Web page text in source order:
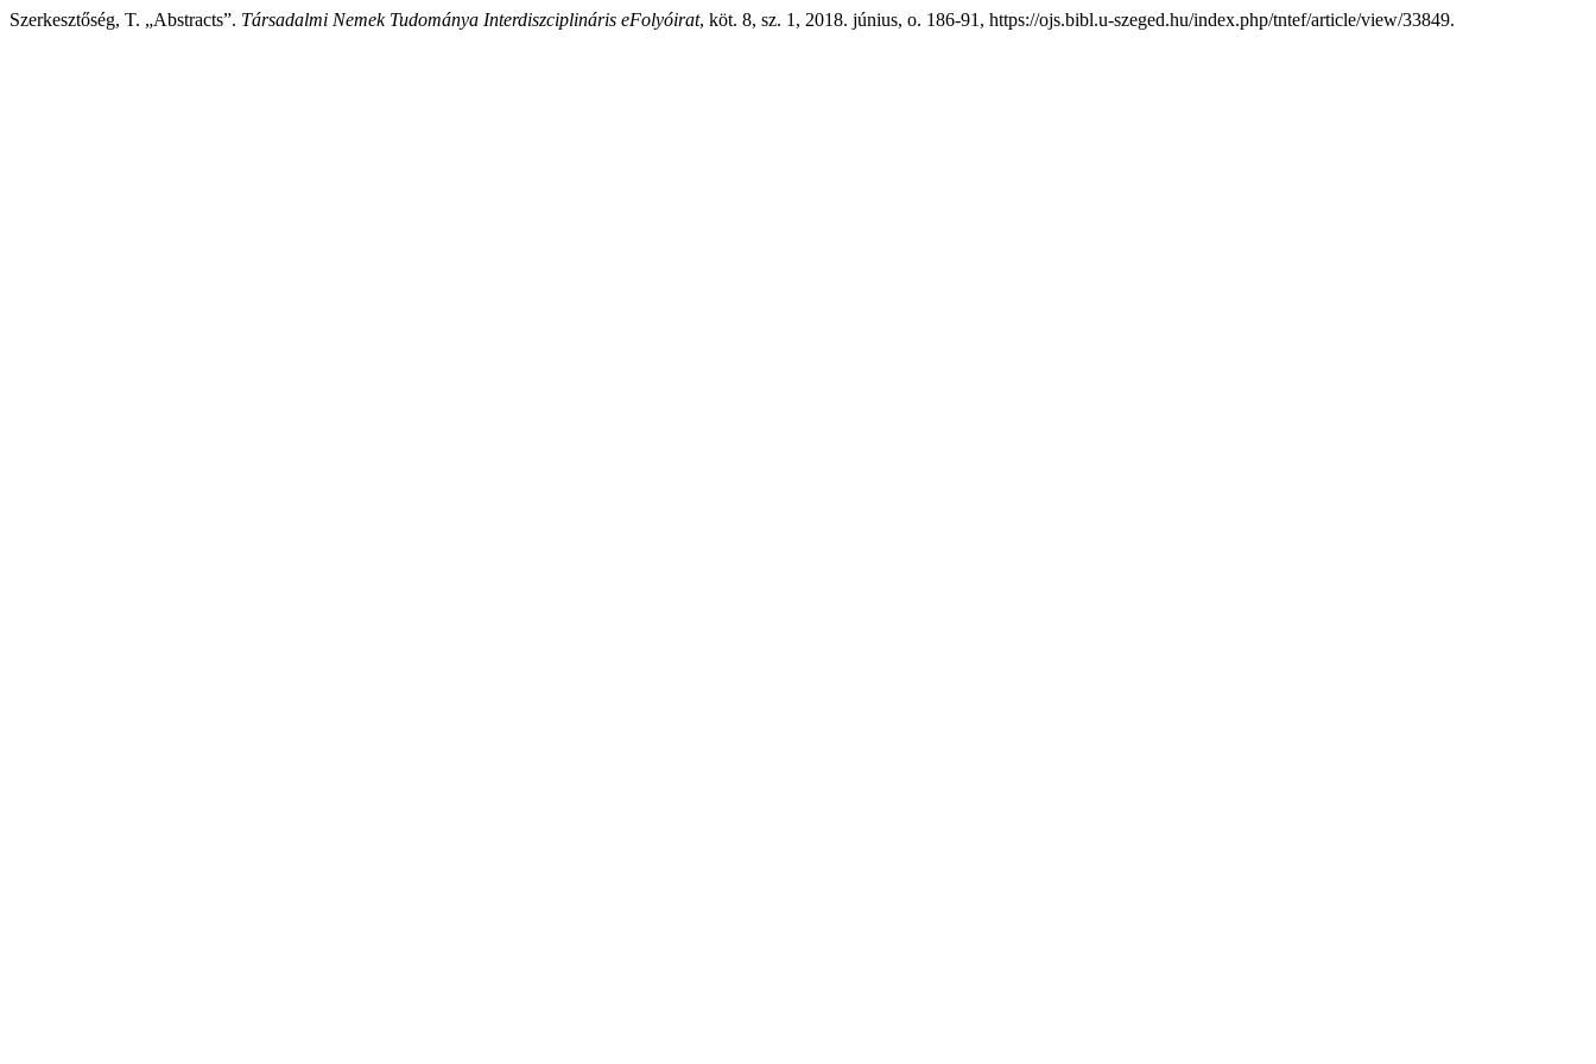
Szerkesztőség, T. „Abstracts”. Társadalmi Nemek Tudománya Interdiszciplináris eFolyóirat, köt. 8, sz. 1, 2018. június, o. 186-91, https://ojs.bibl.u-szeged.hu/index.php/tntef/article/view/33849.